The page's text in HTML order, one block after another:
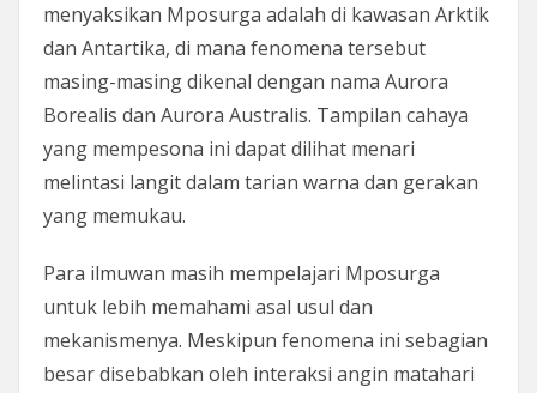
menyaksikan Mposurga adalah di kawasan Arktik
dan Antartika, di mana fenomena tersebut
masing-masing dikenal dengan nama Aurora
Borealis dan Aurora Australis. Tampilan cahaya
yang mempesona ini dapat dilihat menari
melintasi langit dalam tarian warna dan gerakan
yang memukau.
Para ilmuwan masih mempelajari Mposurga
untuk lebih memahami asal usul dan
mekanismenya. Meskipun fenomena ini sebagian
besar disebabkan oleh interaksi angin matahari